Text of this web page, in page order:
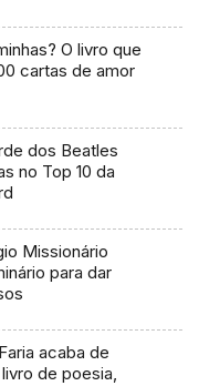
O livro que
cartas de amor
dos Beatles
no Top 10 da
Missionário
para dar
acaba de
de poesia,